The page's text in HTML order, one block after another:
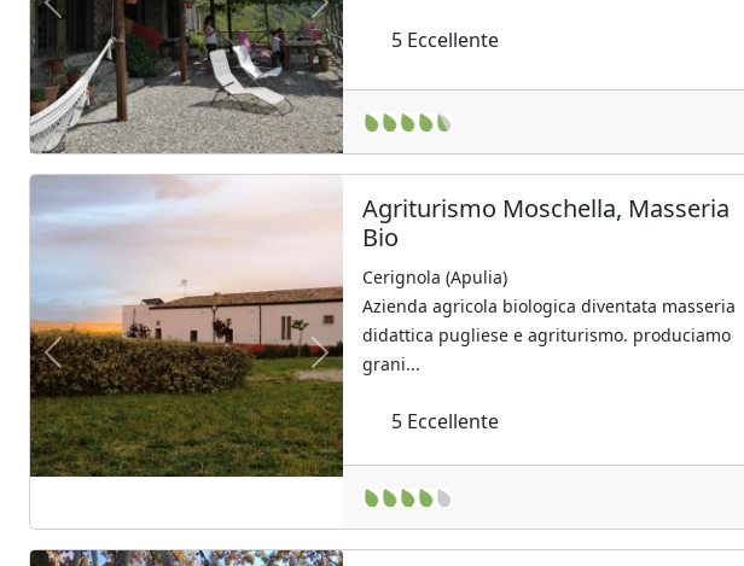
Previous Next
5 Eccellente
Previous Next
Agriturismo Moschella, Masseria
Bio
Cerignola (Apulia)
Azienda agricola biologica diventata masseria
didattica pugliese e agriturismo. produciamo
grani...
5 Eccellente